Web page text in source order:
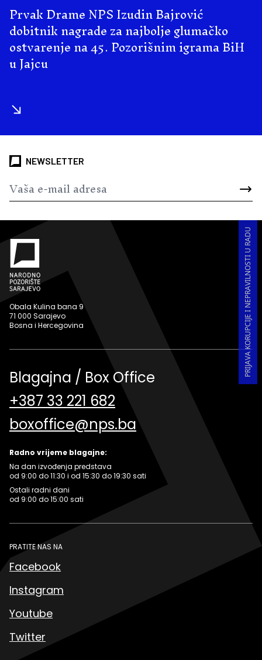
Prvak Drame NPS Izudin Bajrović
dobitnik nagrade za najbolje glumačko
ostvarenje na 45. Pozorišnim igrama BiH
u Jajcu
NEWSLETTER
PRIJAVA KORUPCIJE I NEPRAVILNOSTI U RADU
Obala Kulina bana 9
71 000 Sarajevo
Bosna i Hercegovina
Blagajna / Box Office
+387 33 221 682
boxoffice@nps.ba
Radno vrijeme blagajne:
Na dan izvođenja predstava
od 9:00 do 11:30 i od 15:30 do 19:30 sati
Ostali radni dani
od 9:00 do 15:00 sati
PRATITE NAS NA
Facebook
Instagram
Youtube
Twitter